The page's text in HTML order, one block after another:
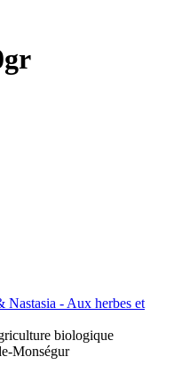
- Aux herbes et
biologique
Monségur